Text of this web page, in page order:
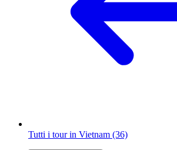
Tutti i tour in Vietnam (36)